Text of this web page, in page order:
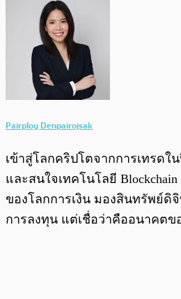
Pairploy Denpairojsak
เข้าสู่โลกคริปโตจากการเทรดใน
และสนใจเทคโนโลยี
ของโลกการเงิน มองสินทรัพย์ดิ
การลงทุน แต่เชื่อว่าคืออนาคตข